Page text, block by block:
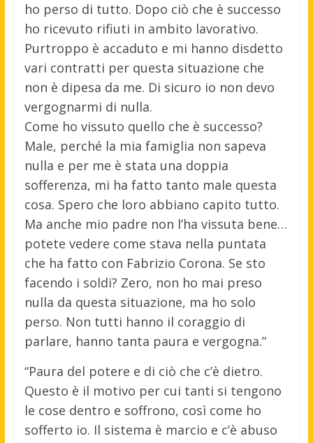
ho perso di tutto. Dopo ciò che è successo
ho ricevuto rifiuti in ambito lavorativo.
Purtroppo è accaduto e mi hanno disdetto
vari contratti per questa situazione che
non è dipesa da me. Di sicuro io non devo
vergognarmi di nulla.
Come ho vissuto quello che è successo?
Male, perché la mia famiglia non sapeva
nulla e per me è stata una doppia
sofferenza, mi ha fatto tanto male questa
cosa. Spero che loro abbiano capito tutto.
Ma anche mio padre non l’ha vissuta bene…
potete vedere come stava nella puntata
che ha fatto con Fabrizio Corona. Se sto
facendo i soldi? Zero, non ho mai preso
nulla da questa situazione, ma ho solo
perso. Non tutti hanno il coraggio di
parlare, hanno tanta paura e vergogna.”
“Paura del potere e di ciò che c’è dietro.
Questo è il motivo per cui tanti si tengono
le cose dentro e soffrono, così come ho
sofferto io. Il sistema è marcio e c’è abuso